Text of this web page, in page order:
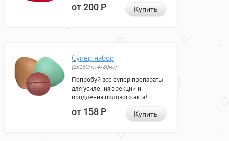
от 200Р Купить
Супер набор
(2х160мг, 4х80мг)
Попробуй все супер препараты
для усиления эрекции и
продления полового акта!
от 158Р Купить